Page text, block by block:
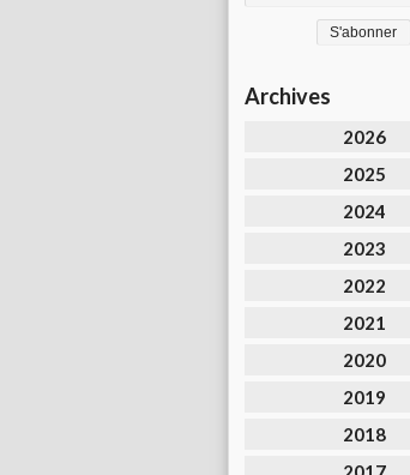
Archives
2026
2025
2024
2023
2022
2021
2020
2019
2018